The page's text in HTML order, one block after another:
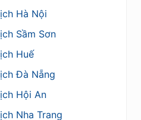
Hà Nội
Sầm Sơn
Huế
Đà Nẵng
Hội An
Nha Trang